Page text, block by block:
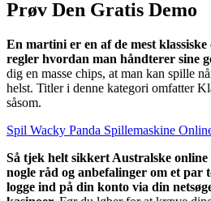
Prøv Den Gratis Demo
En martini er en af de mest
regler hvordan man håndterer sine
dig en masse chips, at man kan spille
helst. Titler i denne kategori omfatter
såsom.
Spil Wacky Panda Spillemaskine
Så tjek helt sikkert Australske
nogle råd og anbefalinger om et par
logge ind på din konto via din